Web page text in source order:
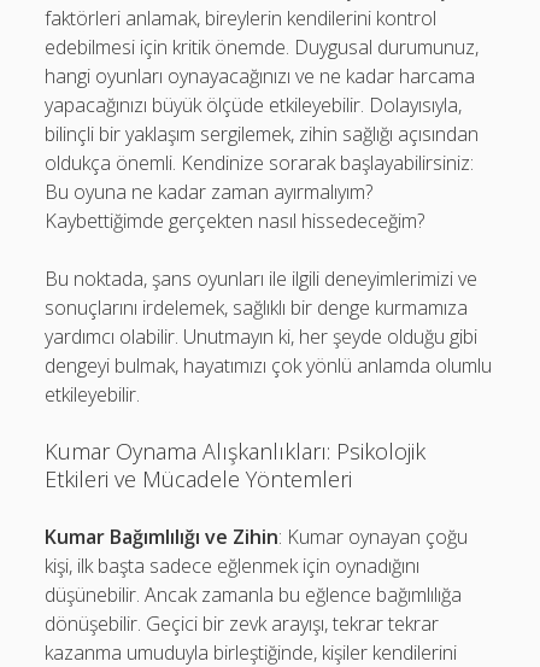
faktörleri anlamak, bireylerin kendilerini kontrol
edebilmesi için kritik önemde. Duygusal durumunuz,
hangi oyunları oynayacağınızı ve ne kadar harcama
yapacağınızı büyük ölçüde etkileyebilir. Dolayısıyla,
bilinçli bir yaklaşım sergilemek, zihin sağlığı açısından
oldukça önemli. Kendinize sorarak başlayabilirsiniz:
Bu oyuna ne kadar zaman ayırmalıyım?
Kaybettiğimde gerçekten nasıl hissedeceğim?
Bu noktada, şans oyunları ile ilgili deneyimlerimizi ve
sonuçlarını irdelemek, sağlıklı bir denge kurmamıza
yardımcı olabilir. Unutmayın ki, her şeyde olduğu gibi
dengeyi bulmak, hayatımızı çok yönlü anlamda olumlu
etkileyebilir.
Kumar Oynama Alışkanlıkları: Psikolojik
Etkileri ve Mücadele Yöntemleri
Kumar Bağımlılığı ve Zihin: Kumar oynayan çoğu
kişi, ilk başta sadece eğlenmek için oynadığını
düşünebilir. Ancak zamanla bu eğlence bağımlılığa
dönüşebilir. Geçici bir zevk arayışı, tekrar tekrar
kazanma umuduyla birleştiğinde, kişiler kendilerini